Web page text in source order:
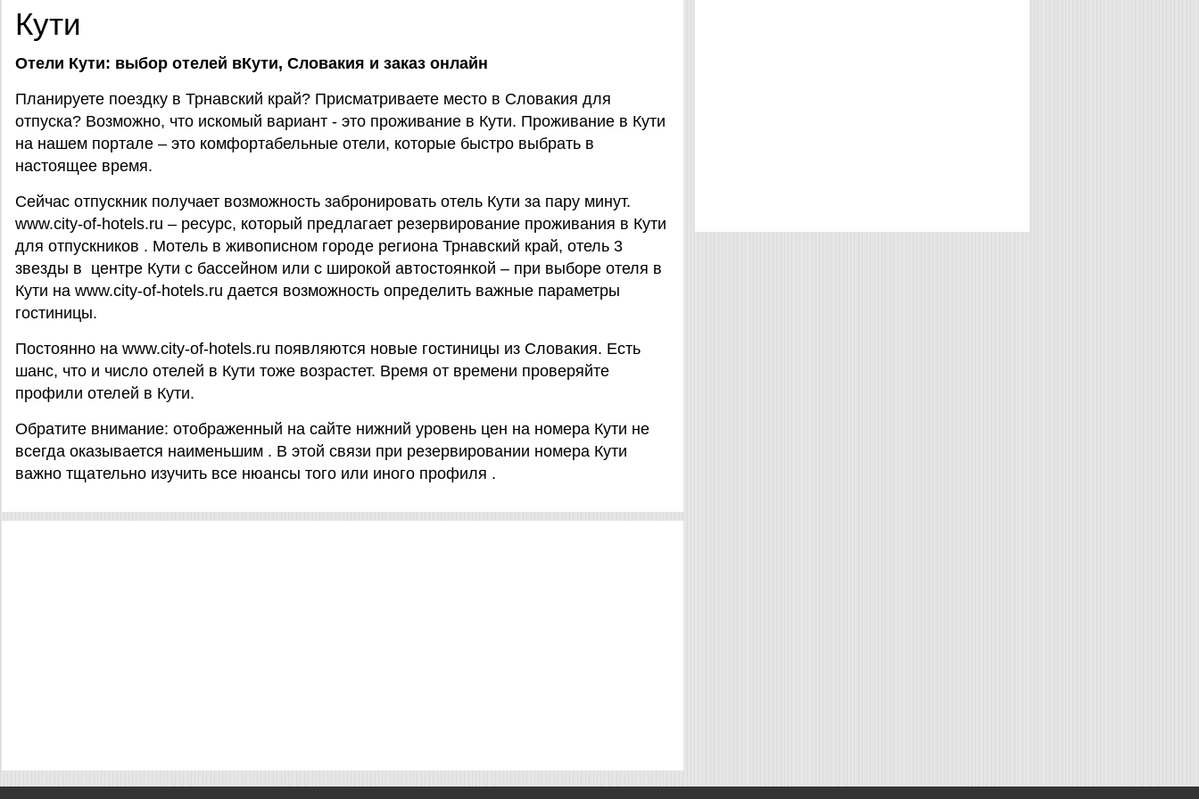
Кути
Отели Кути: выбор отелей вКути, Словакия и заказ онлайн
Планируете поездку в Трнавский край? Присматриваете место в Словакия для
отпуска? Возможно, что искомый вариант - это проживание в Кути. Проживание в Кути
на нашем портале – это комфортабельные отели, которые быстро выбрать в
настоящее время.
Сейчас отпускник получает возможность забронировать отель Кути за пару минут.
www.city-of-hotels.ru – ресурс, который предлагает резервирование проживания в Кути
для отпускников . Мотель в живописном городе региона Трнавский край, отель 3
звезды в центре Кути с бассейном или с широкой автостоянкой – при выборе отеля в
Кути на www.city-of-hotels.ru дается возможность определить важные параметры
гостиницы.
Постоянно на www.city-of-hotels.ru появляются новые гостиницы из Словакия. Есть
шанс, что и число отелей в Кути тоже возрастет. Время от времени проверяйте
профили отелей в Кути.
Обратите внимание: отображенный на сайте нижний уровень цен на номера Кути не
всегда оказывается наименьшим . В этой связи при резервировании номера Кути
важно тщательно изучить все нюансы того или иного профиля .